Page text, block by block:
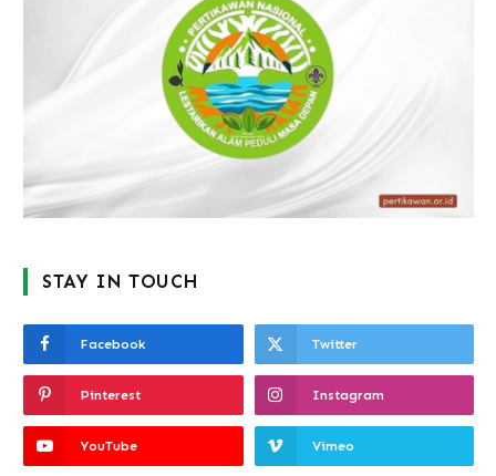
STAY IN TOUCH
Facebook Twitter
Pinterest Instagram
YouTube Vimeo